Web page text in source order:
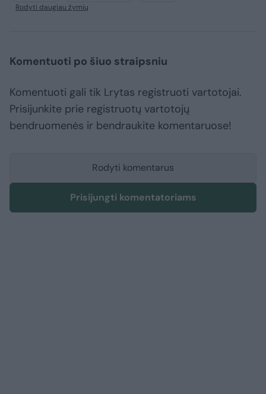
Rodyti daugiau žymių
Komentuoti po šiuo straipsniu
Komentuoti gali tik Lrytas registruoti vartotojai.
Prisijunkite prie registruotų vartotojų
bendruomenės ir bendraukite komentaruose!
Rodyti komentarus
Prisijungti komentatoriams